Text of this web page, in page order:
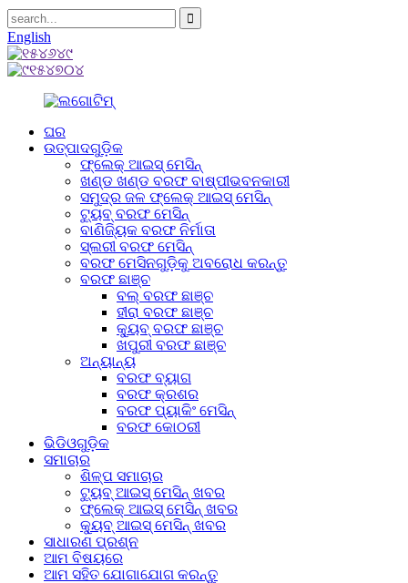
English
ଘର
ଉତ୍ପାଦଗୁଡ଼ିକ
ଫ୍ଲେକ୍ ଆଇସ୍ ମେସିନ୍
ଖଣ୍ଡ ଖଣ୍ଡ ବରଫ ବାଷ୍ପୀଭବନକାରୀ
ସମୁଦ୍ର ଜଳ ଫ୍ଲେକ୍ ଆଇସ୍ ମେସିନ୍
ଟ୍ୟୁବ୍ ବରଫ ମେସିନ୍
ବାଣିଜ୍ୟିକ ବରଫ ନିର୍ମାତା
ସ୍ଲରୀ ବରଫ ମେସିନ୍
ବରଫ ମେସିନଗୁଡ଼ିକୁ ଅବରୋଧ କରନ୍ତୁ
ବରଫ ଛାଞ୍ଚ
ବଲ୍ ବରଫ ଛାଞ୍ଚ
ହୀରା ବରଫ ଛାଞ୍ଚ
କ୍ୟୁବ୍ ବରଫ ଛାଞ୍ଚ
ଖପୁରୀ ବରଫ ଛାଞ୍ଚ
ଅନ୍ୟାନ୍ୟ
ବରଫ ବ୍ୟାଗ
ବରଫ କ୍ରଶର
ବରଫ ପ୍ୟାକିଂ ମେସିନ୍
ବରଫ କୋଠରୀ
ଭିଡିଓଗୁଡ଼ିକ
ସମାଚାର
ଶିଳ୍ପ ସମାଚାର
ଟ୍ୟୁବ୍ ଆଇସ୍ ମେସିନ୍ ଖବର
ଫ୍ଲେକ୍ ଆଇସ୍ ମେସିନ୍ ଖବର
କ୍ୟୁବ୍ ଆଇସ୍ ମେସିନ୍ ଖବର
ସାଧାରଣ ପ୍ରଶ୍ନ
ଆମ ବିଷୟରେ
ଆମ ସହିତ ଯୋଗାଯୋଗ କରନ୍ତୁ